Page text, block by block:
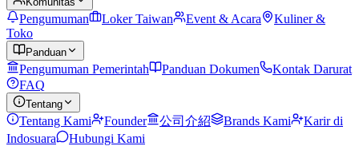
Pengumuman Loker Taiwan Event & Acara
Kuliner &
Toko
Panduan
Pengumuman Pemerintah Panduan Dokumen
Kontak Darurat
FAQ
Tentang
Tentang Kami Founder 公司介紹 Brands Kami
Karir di
Indosuara
Hubungi Kami